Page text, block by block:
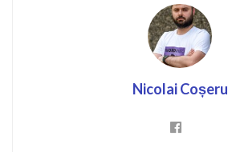
Nicolai Coșeru